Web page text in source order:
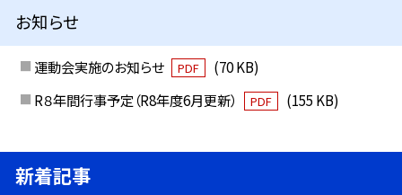
お知らせ
運動会実施のお知らせ PDF
(70 KB)
R８年間行事予定（R8年度6月更新）
PDF (155 KB)
新着記事